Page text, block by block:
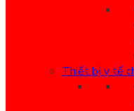
Thiết bị y tế